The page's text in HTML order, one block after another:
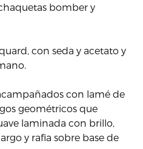
bomber y
con seda y acetato y
con lamé de
geométricos que
laminada con brillo,
y rafia sobre base de